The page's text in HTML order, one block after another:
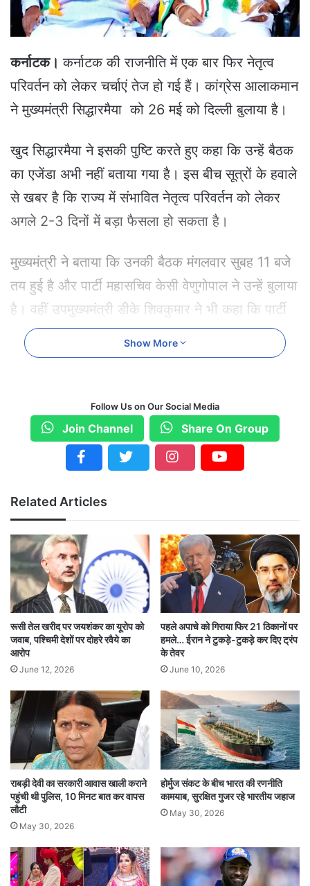
l
कर्नाटक। कर्नाटककी राजनीति में एक बार फिर नेतृत्व
परिवर्तन को लेकर चर्चाएं तेज हो गई हैं। कांग्रेस आलाकमान
ने मुख्यमंत्री सिद्धारमैया को 26 मई को दिल्ली बुलाया है।
खुद सिद्धारमैया ने इसकी पुष्टि करते हुए कहा कि उन्हें बैठक
का एजेंडा अभी नहीं बताया गया है। इस बीच सूत्रों के हवाले
से खबर है कि राज्य में संभावित नेतृत्व परिवर्तन को लेकर
अगले 2-3 दिनों में बड़ा फैसला हो सकता है।
मुख्यमंत्री ने बताया कि उनकी बैठक मंगलवार सुबह 11 बजे
तय हुई है और पार्टी महासचिव केसी वेणुगोपाल ने उन्हें बुलाया
है। वहीं उपमुख्यमंत्री डीके शिवकुमार ने भी कहा कि पार्टी
नेतृत्व जब भी बुलाएगा, वह दिल्ली जाने के लिए तैयार हैं।
हालांकि उन्होंने मुख्यमंत्री पद को लेकर चल रही अटकलों
सूत्रों के मुताबिक दिल्ली में होने वाली बैठक में केवल नेतृत्व
परिवर्तन ही नहीं, बल्कि राज्यसभा चुनाव, मंत्रिमंडल विस्तार
और विधान परिषद चुनावों पर भी चर्चा हो सकती है। पार्टी के
में अहम माना जा रहा है।
कर्नाटक में 2023 विधानसभा चुनाव के बाद से ही ‘ढाई-ढाई
साल’ फॉर्मूले की चर्चा होती रही है। माना जाता है कि
सिद्धारमैया और शिवकुमार के बीच मुख्यमंत्री पद साझा करने
को लेकर अनौपचारिक सहमति बनी थी, हालांकि कांग्रेस ने
कभी इसकी आधिकारिक पुष्टि नहीं की।
इससे पहले 2025 में भी नेतृत्व परिवर्तन को लेकर
राजनीतिक हलचल तेज हुई थी। उस समय कांग्रेस अध्यक्ष
मल्लिकार्जुन खड़गे ने दोनों नेताओं से बातचीत कर स्थिति
संभाली थी। अब दिल्ली में होने वाली बैठक ने एक बार फिर
कर्नाटक की राजनीति को गरमा दिया है।
Congress High Command
Show More
Follow Us on Our Social Media
Join Channel Share On Group
Related Articles
रूसी तेल खरीद पर जयशंकर का यूरोप को
जवाब, पश्चिमी देशों पर दोहरे रवैये का
आरोप
June 12, 2026
पहले अपाचे को गिराया फिर 21 ठिकानों पर
हमले… ईरान ने टुकड़े-टुकड़े कर दिए ट्रंप
के तेवर
June 10, 2026
राबड़ी देवी का सरकारी आवास खाली कराने
पहुंची थी पुलिस, 10 मिनट बात कर वापस
लौटी
May 30, 2026
होर्मुज संकट के बीच भारत की रणनीति
कामयाब, सुरक्षित गुजर रहे भारतीय जहाज
May 30, 2026